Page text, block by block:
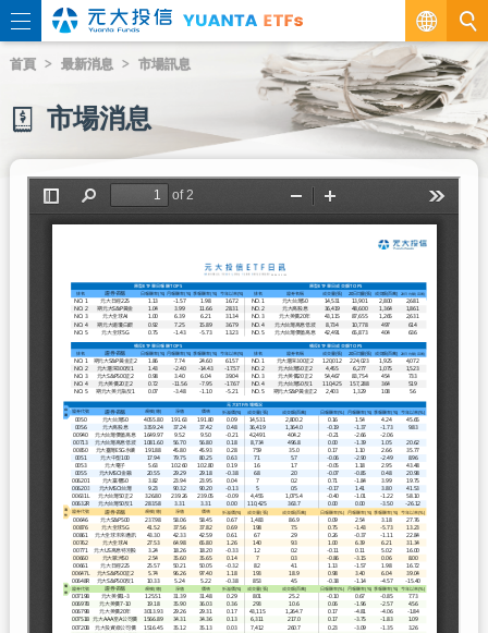
繁
EN
首頁 最新消息 市場訊息
市場消息